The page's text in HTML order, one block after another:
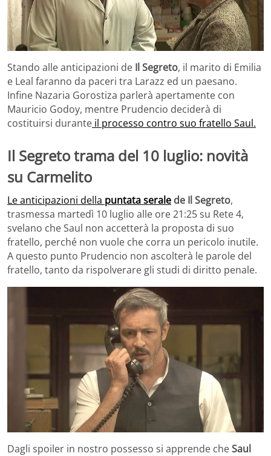
Stando alle anticipazioni de Il Segreto, il marito di Emilia
e Leal faranno da paceri tra Larazz ed un paesano.
Infine Nazaria Gorostiza parlerà apertamente con
Mauricio Godoy, mentre Prudencio deciderà di
costituirsi durante il processo contro suo fratello Saul.
Il Segreto trama del 10 luglio: novità
su Carmelito
Le anticipazioni della puntata serale de Il Segreto,
trasmessa martedì 10 luglio alle ore 21:25 su Rete 4,
svelano che Saul non accetterà la proposta di suo
fratello, perché non vuole che corra un pericolo inutile.
A questo punto Prudencio non ascolterà le parole del
fratello, tanto da rispolverare gli studi di diritto penale.
Dagli spoiler in nostro possesso si apprende cheSaul